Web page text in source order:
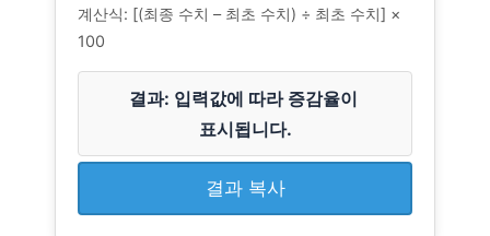
계산식: [(최종 수치 – 최초 수치) ÷ 최초 수치] ×
100
결과: 입력값에 따라 증감율이
표시됩니다.
결과 복사